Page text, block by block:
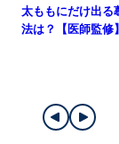
太ももにだけ出る
法は？【医師監修】